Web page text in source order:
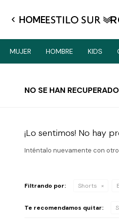
HOME
MUJER HOMBRE KIDS
NO SE HAN
¡Lo sentimos! No hay
Inténtalo nuevamente con
Filtrando por: Shorts
Te recomendamos quitar: